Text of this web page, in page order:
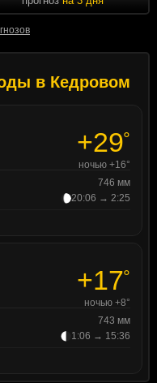
в Кедровом
+29°
ночью +16°
746 мм
20:06 → 2:25
+17°
ночью +8°
743 мм
1:06 → 15:36